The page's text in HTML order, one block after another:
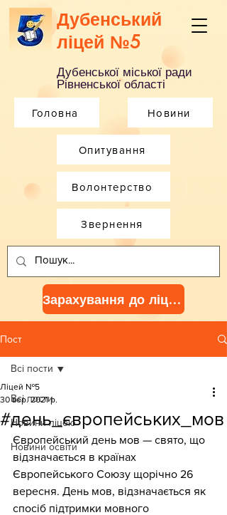
Дубенський
ліцей №5
Дубенської міської ради
Рівненської області
Головна Новини
Опитування
Зарахування до ліцею
Волонтерство
Звернення
Пост
Всі пости
Новини ліцею
Новини освіти
Всі пости
#день_європейських_мов
Ліцей №5
30 вер. 2021 р.
Європейський день мов — свято, що
відзначається в країнах
Європейського Союзу щорічно 26
вересня. День мов, відзначається як
спосіб підтримки мовного